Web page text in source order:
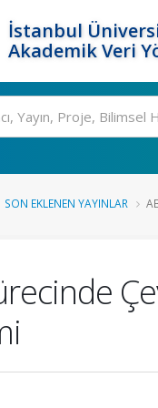
İstanbul
Akademik Veri
SON EKLENEN YAYINLAR